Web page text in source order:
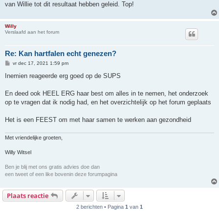
van Willie tot dit resultaat hebben geleid. Top!
Willy
Verslaafd aan het forum
Re: Kan hartfalen echt genezen?
B
r
h
vr dec 17, 2021 1:59 pm
Inemien reageerde erg goed op de SUPS
En deed ook HEEL ERG haar best om alles in te nemen, het onderzoek
op te vragen dat ik nodig had, en het overzichtelijk op het forum geplaats
Het is een FEEST om met haar samen te werken aan gezondheid
Met vriendelijke groeten,
Willy Witsel
Ben je blij met ons gratis advies doe dan
een tweet of een like bovenin deze forumpagina
Plaats reactie
2 berichten • Pagina 1 van 1